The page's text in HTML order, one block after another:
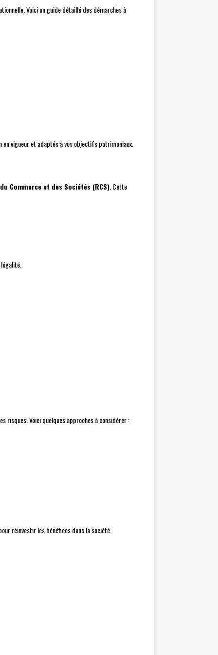
Voici un guide détaillé des démarches à
vigueur et adaptés à vos objectifs patrimoniaux.
Commerce et des Sociétés (RCS) . Cette
risques. Voici quelques approches à considérer :
réinvestir les bénéfices dans la société.